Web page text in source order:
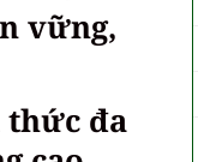
vững,
thức đa